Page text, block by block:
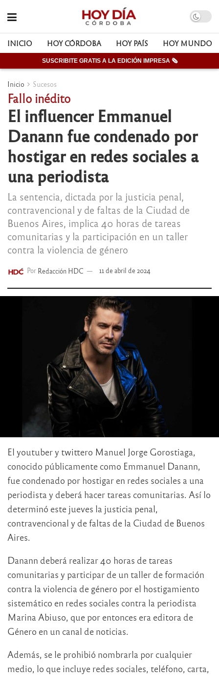
INICIO HOY CÓRDOBA HOY PAÍS HOY MUNDO
SUSCRIBITE GRATIS A LA EDICIÓN IMPRESA 🗞
Inicio Sucesos
Fallo inédito
El influencer Emmanuel
Danann fue condenado por
hostigar en redes sociales a
una periodista
La sentencia, dictada por la justicia penal,
contravencional y de faltas de la Ciudad de
Buenos Aires, implica 40 horas de tareas
comunitarias y la participación en un taller
contra la violencia de género
Por Redacción HDC 11 de abril de 2024
El youtuber y twittero Manuel Jorge Gorostiaga,
conocido públicamente como Emmanuel Danann,
fue condenado por hostigar en redes sociales a una
periodista y deberá hacer tareas comunitarias. Así lo
determinó este jueves la justicia penal,
contravencional y de faltas de la Ciudad de Buenos
Aires.
Danann deberá realizar 40 horas de tareas
comunitarias y participar de un taller de formación
contra la violencia de género por el hostigamiento
sistemático en redes sociales contra la periodista
Marina Abiuso, que por entonces era editora de
Género en un canal de noticias.
Además, se le prohibió nombrarla por cualquier
medio, lo que incluye redes sociales, teléfono, carta,